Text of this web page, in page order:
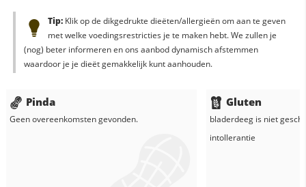
Tip:Klik op de dikgedrukte dieëten/allergieën om aan te geven
met welke voedingsrestricties je te maken hebt. We zullen je
(nog) beter informeren en ons aanbod dynamisch afstemmen
waardoor je je dieët gemakkelijk kunt aanhouden.
Pinda
Geen overeenkomsten gevonden.
Gluten
bladerdeegis niet
intollerantie